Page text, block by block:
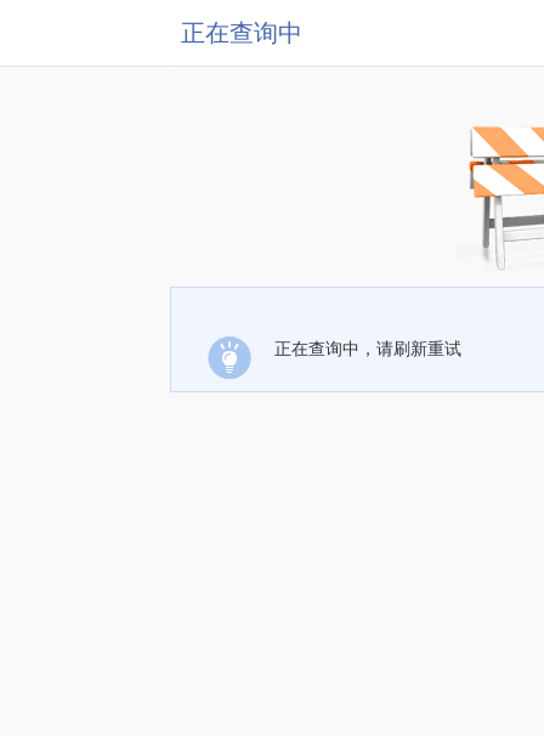
正在查询中
正在查询中，请刷新重试